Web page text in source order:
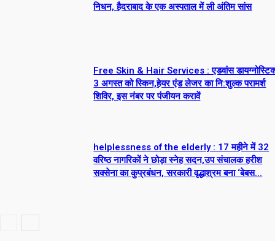
निधन, हैदराबाद के एक अस्पताल में ली अंतिम सांस
Free Skin & Hair Services : एडवांस
3 अगस्त को स्किन,हेयर एंड लेजर का नि:शुल्क परामर्श
शिविर, इस नंबर पर पंजीयन करावें
helplessness of the elderly : 17 महीने में 32
वरिष्ठ नागरिकों ने छोड़ा स्नेह सदन,उप संचालक हरीश
सक्सेना का कुप्रबंधन, सरकारी वृद्धाश्रम बना ‘बेबस...